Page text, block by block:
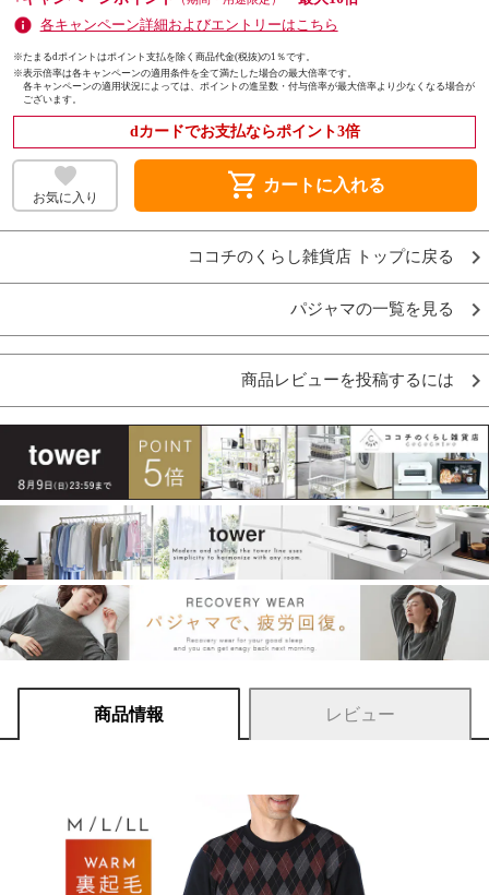
各キャンペーン詳細およびエントリーはこちら
※たまるdポイントはポイント支払を除く商品代金(税抜)の1％です。
※表示倍率は各キャンペーンの適用条件を全て満たした場合の最大倍率です。
各キャンペーンの適用状況によっては、ポイントの進呈数・付与倍率が最大倍率より少なくなる場合が
ございます。
dカードでお支払ならポイント3倍
お気に入り shopping_cart カートに入れる
ココチのくらし雑貨店 トップに戻る
パジャマの一覧を見る
商品レビューを投稿するには
商品情報 レビュー